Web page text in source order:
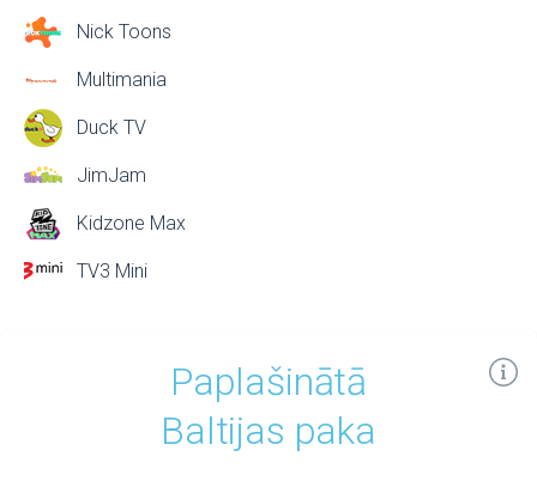
Nick Toons
Multimania
Duck TV
JimJam
Kidzone Max
TV3 Mini
Paplašinātā
Baltijas paka